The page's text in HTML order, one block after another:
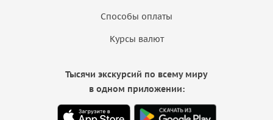
Способы оплаты
Курсы валют
Тысячи экскурсий по всему миру
в одном приложении: